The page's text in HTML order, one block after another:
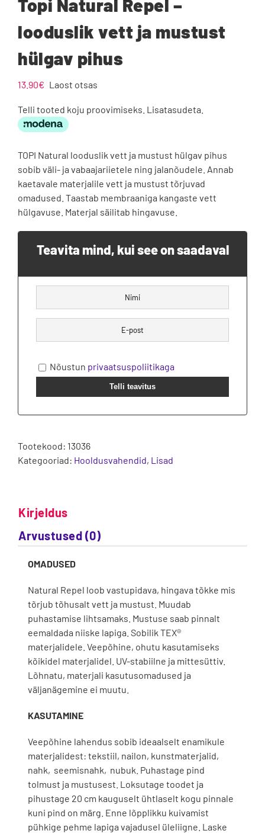
Topi Natural Repel –
looduslik vett ja mustust
hülgav pihus
13.90€ Laost otsas
Telli tooted koju proovimiseks. Lisatasudeta.
TOPI Natural looduslik vett ja mustust hülgav pihus
sobib väli- ja vabaajariietele ning jalanõudele. Annab
kaetavale materjalile vett ja mustust tõrjuvad
omadused. Taastab membraaniga kangaste vett
hülgavuse. Materjal säilitab hingavuse.
Teavita mind, kui see on saadaval
Nõustun privaatsuspoliitikaga
Telli teavitus
Tootekood: 13036
Kategooriad: Hooldusvahendid, Lisad
Kirjeldus
Arvustused (0)
OMADUSED
Natural Repel loob vastupidava, hingava tõkke mis
tõrjub tõhusalt vett ja mustust. Muudab
puhastamise lihtsamaks. Mustuse saab pinnalt
eemaldada niiske lapiga. Sobilik TEX®
materjalidele. Veepõhine, ohutu kasutamiseks
kõikidel materjalidel. UV-stabiilne ja mittesüttiv.
Lõhnatu, materjali kasutusomadused ja
väljanägemine ei muutu.
KASUTAMINE
Veepõhine lahendus sobib ideaalselt enamikule
materjalidest: tekstiil, nailon, kunstmaterjalid,
nahk, seemisnahk, nubuk. Puhastage pind
tolmust ja mustusest. Loksutage toodet ja
pihustage 20 cm kauguselt ühtlaselt kogu pinnale
kuni pind on märg. Enne lõpplikku kuivamist
pühkige pehme lapiga vajadusel üleliigne. Laske